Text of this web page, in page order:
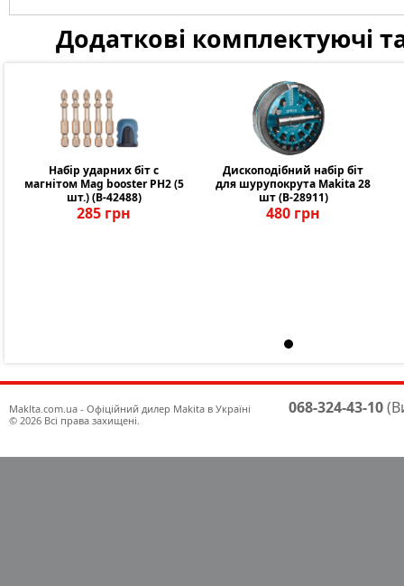
Додаткові комплектуючі
Набір ударних біт с
магнітом Mag booster PH2 (5
шт.) (B-42488)
285 грн
Дископодібний набір біт
для шурупокрута Makita 28
шт (B-28911)
480 грн
Maklta.com.ua - Офіційний дилер Makita в Україні
© 2026 Всі права захищені.
068-324-43-10